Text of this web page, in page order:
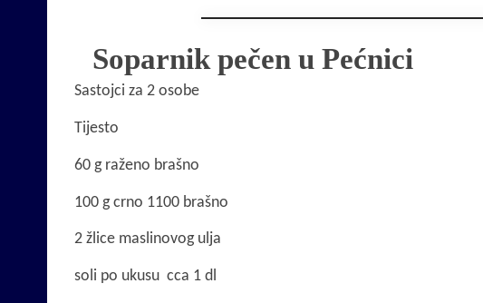
Soparnik pečen u Pećnici
Sastojci za 2 osobe
Tijesto
60 g raženo brašno
100 g crno 1100 brašno
2 žlice maslinovog ulja
soli po ukusu cca 1 dl